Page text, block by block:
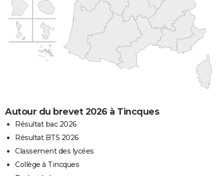
Autour du brevet 2026 à Tincques
Résultat bac 2026
Résultat BTS 2026
Classement des lycées
Collège à Tincques